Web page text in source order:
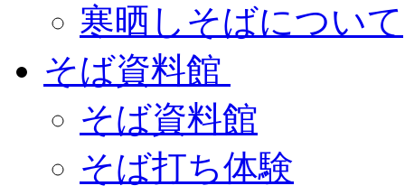
寒晒しそばについて
そば資料館
そば資料館
そば打ち体験